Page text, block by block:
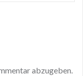
abzugeben.